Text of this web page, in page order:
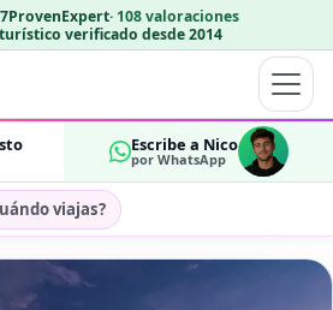
ProvenExpert· 108 valoraciones
verificado desde 2014
Escribe a Nico
por WhatsApp
viajas?
fechas…